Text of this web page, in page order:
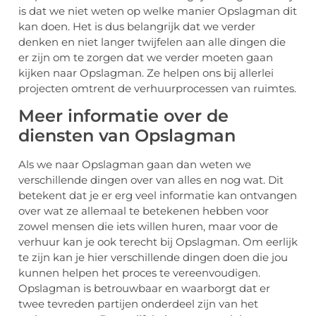
is dat we niet weten op welke manier Opslagman dit
kan doen. Het is dus belangrijk dat we verder
denken en niet langer twijfelen aan alle dingen die
er zijn om te zorgen dat we verder moeten gaan
kijken naar Opslagman. Ze helpen ons bij allerlei
projecten omtrent de verhuurprocessen van ruimtes.
Meer informatie over de
diensten van Opslagman
Als we naar Opslagman gaan dan weten we
verschillende dingen over van alles en nog wat. Dit
betekent dat je er erg veel informatie kan ontvangen
over wat ze allemaal te betekenen hebben voor
zowel mensen die iets willen huren, maar voor de
verhuur kan je ook terecht bij Opslagman. Om eerlijk
te zijn kan je hier verschillende dingen doen die jou
kunnen helpen het proces te vereenvoudigen.
Opslagman is betrouwbaar en waarborgt dat er
twee tevreden partijen onderdeel zijn van het